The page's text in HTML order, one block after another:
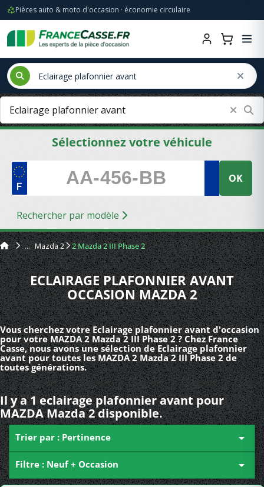
Pièces auto & moto d'occasion · économie circulaire
Sélectionnez votre véhicule
OK
Rechercher par modèle
Mazda 2 2 Mazda 2 III Phase 2
ECLAIRAGE PLAFONNIER AVANT
OCCASION MAZDA 2
Vous cherchez votre Eclairage plafonnier avant d'occasion
pour votre MAZDA 2 Mazda 2 III Phase 2 ? Chez France
Casse, nous avons une sélection de Eclairage plafonnier
avant pour toutes les MAZDA 2 Mazda 2 III Phase 2 de
toutes générations.
Il y a 1 eclairage plafonnier avant pour
MAZDA Mazda 2 disponible.
Trier par : Pertinence 
Filtre : Neuf + Occasion 